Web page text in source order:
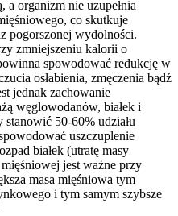
a organizm nie uzupełnia
co skutkuje
pogorszonej wydolności.
zmniejszeniu kalorii o
spowodować redukcję w
osłabienia, zmęczenia bądź
jednak zachowanie
węglowodanów, białek i
50-60% udziału
uszczuplenie
białek (utratę masy
jest ważne przy
masa mięśniowa tym
i tym samym szybsze